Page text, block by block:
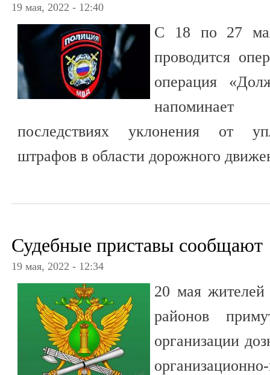
19 мая, 2022 - 12:40
С 18 по 27
проводится
операция
последствиях уклонения от
штрафов в области дорожного
Судебные приставы сообщают
19 мая, 2022 - 12:34
20 мая жителей
районов
организации